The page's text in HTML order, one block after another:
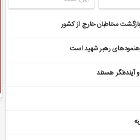
مخاطبان خارج از کشور
رهبر شهید است
هستند